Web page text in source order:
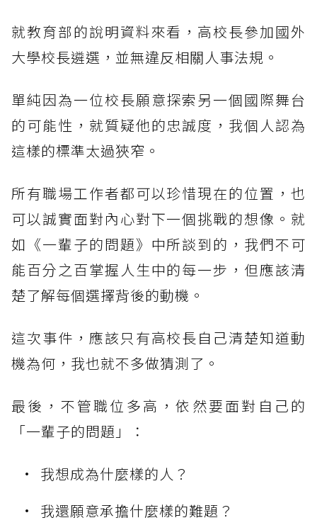
就教育部的說明資料來看，高校長參加國外
大學校長遴選，並無違反相關人事法規。
單純因為一位校長願意探索另一個國際舞台
的可能性，就質疑他的忠誠度，我個人認為
這樣的標準太過狹窄。
所有職場工作者都可以珍惜現在的位置，也
可以誠實面對內心對下一個挑戰的想像。就
如《一輩子的問題》中所談到的，我們不可
能百分之百掌握人生中的每一步，但應該清
楚了解每個選擇背後的動機。
這次事件，應該只有高校長自己清楚知道動
機為何，我也就不多做猜測了。
最後，不管職位多高，依然要面對自己的
「一輩子的問題」：
我想成為什麼樣的人？
我還願意承擔什麼樣的難題？